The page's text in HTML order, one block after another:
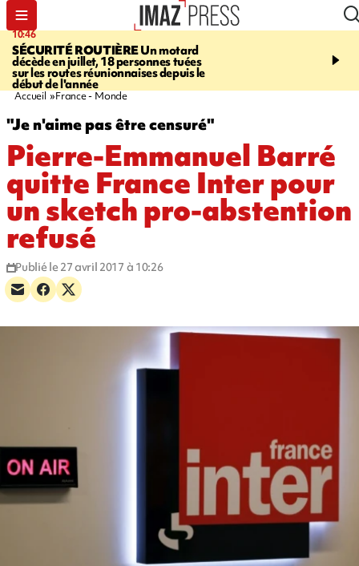
10:46
SÉCURITÉ ROUTIÈREUn motard
décède en juillet, 18 personnes tuées
sur les routes réunionnaises depuis le
début de l'année
13:49
mineurs - un courrier
Accueil France - Monde
"Je n'aime pas être censuré"
Pierre-Emmanuel Barré
quitte France Inter pour
un sketch pro-abstention
refusé
Publié le 27 avril 2017 à 10:26